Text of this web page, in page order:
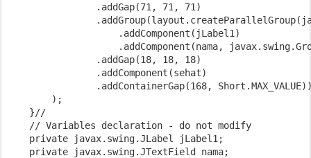
                .addGap(71, 71, 71)
                    .addComponent(jLabel1)
.addComponent(nama,
                .addGap(18, 18, 18)
                .addComponent(sehat)
.addContainerGap(168,
        );
    }//
// Variables declaration - do
    private javax.swing.JLabel jLabel1;
    private javax.swing.JTextField nama;